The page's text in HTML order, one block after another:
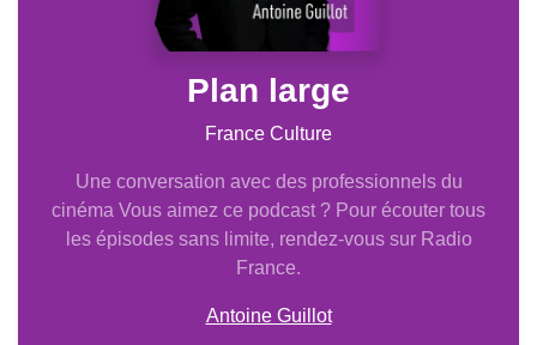
Plan large
France Culture
Une conversation avec des professionnels du
cinéma Vous aimez ce podcast ? Pour écouter tous
les épisodes sans limite, rendez-vous sur Radio
France.
Antoine Guillot